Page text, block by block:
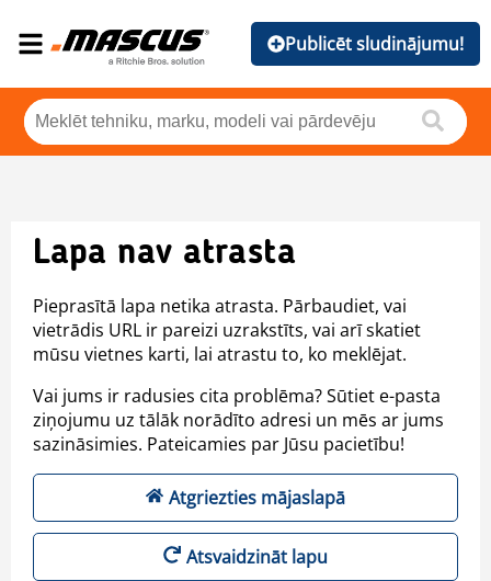
Publicēt sludinājumu!
Lapa nav atrasta
Pieprasītā lapa netika atrasta. Pārbaudiet, vai
vietrādis URL ir pareizi uzrakstīts, vai arī skatiet
mūsu vietnes karti, lai atrastu to, ko meklējat.
Vai jums ir radusies cita problēma? Sūtiet e-pasta
ziņojumu uz tālāk norādīto adresi un mēs ar jums
sazināsimies. Pateicamies par Jūsu pacietību!
Atgriezties mājaslapā
Atsvaidzināt lapu